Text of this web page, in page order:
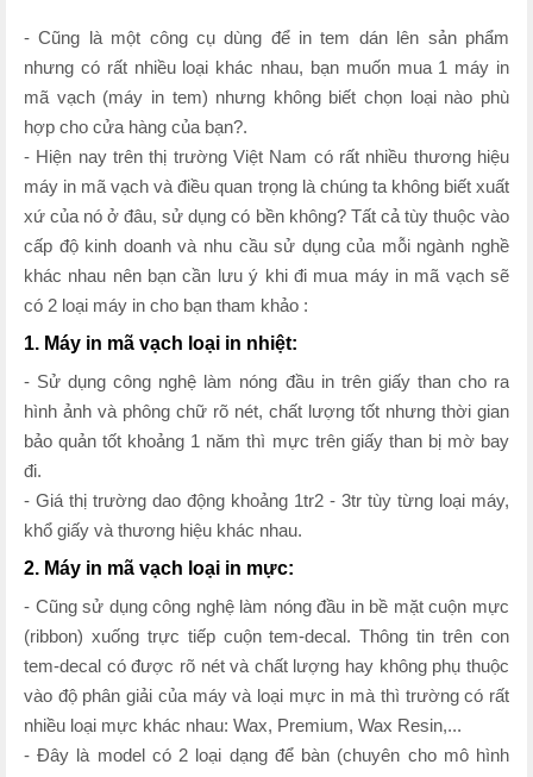
- Cũng là một công cụ dùng để in tem dán lên sản phẩm
nhưng có rất nhiều loại khác nhau, bạn muốn mua 1 máy in
mã vạch (máy in tem) nhưng không biết chọn loại nào phù
hợp cho cửa hàng của bạn?.
- Hiện nay trên thị trường Việt Nam có rất nhiều thương hiệu
máy in mã vạch và điều quan trọng là chúng ta không biết xuất
xứ của nó ở đâu, sử dụng có bền không? Tất cả tùy thuộc vào
cấp độ kinh doanh và nhu cầu sử dụng của mỗi ngành nghề
khác nhau nên bạn cần lưu ý khi đi mua máy in mã vạch sẽ
có 2 loại máy in cho bạn tham khảo :
1. Máy in mã vạch loại in nhiệt:
- Sử dụng công nghệ làm nóng đầu in trên giấy than cho ra
hình ảnh và phông chữ rõ nét, chất lượng tốt nhưng thời gian
bảo quản tốt khoảng 1 năm thì mực trên giấy than bị mờ bay
đi.
- Giá thị trường dao động khoảng 1tr2 - 3tr tùy từng loại máy,
khổ giấy và thương hiệu khác nhau.
2. Máy in mã vạch loại in mực:
- Cũng sử dụng công nghệ làm nóng đầu in bề mặt cuộn mực
(ribbon) xuống trực tiếp cuộn tem-decal. Thông tin trên con
tem-decal có được rõ nét và chất lượng hay không phụ thuộc
vào độ phân giải của máy và loại mực in mà thì trường có rất
nhiều loại mực khác nhau: Wax, Premium, Wax Resin,...
- Đây là model có 2 loại dạng để bàn (chuyên cho mô hình